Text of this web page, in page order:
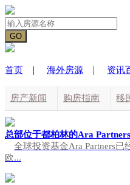
首页 | 海外房源 | 资讯
房产新闻 购房指南 移
海外生活
总部位于都柏林的Ara
全球投资基金Ara Partners
欧...